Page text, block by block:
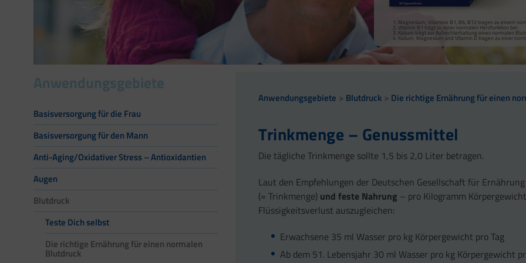
Magnesium, Vitamine B1, B6, B12 tragen zu einem
Vitamin B1 trägt zu einer normalen Herzfunktion bei.
Kalium trägt zur Aufrechterhaltung eines normalen
Kalium, Magnesium und Vitamin D tragen zu einer
DHA und EPA tragen zur Aufrechterhaltung eines
Aufnahme von 2 g EPA und DHA ein.
DHA und EPA tragen zur Aufrechterhaltung eines
g EPA und DHA ein.
DHA und EPA tragen zu einer normalen Herzfunktion
Die Omega-3-Fettsäuren EPA und DHA sowie
Gesamtaufnahme von 250 Milligramm EPA und DHA
Vitamin C trägt zu einer normalen Kollagenbildung für
Vitamine C, E, B2, Selen und Zink tragen dazu bei, die
Anwendungsgebiete
Basisversorgung für die Frau
Basisversorgung für den Mann
Anti-Aging/Oxidativer Stress – Antioxidantien
Augen
Blutdruck
Teste Dich selbst
Die richtige Ernährung für einen normalen
Blutdruck
Anwendungsgebiete Blutdruck Die richtige Ernährung für einen
Trinkmenge – Genussmittel
Die tägliche Trinkmenge sollte 1,5 bis 2,0 Liter betragen.
Laut den Empfehlungen der Deutschen Gesellschaft für
(= Trinkmenge) und feste Nahrung – pro Kilogramm
Flüssigkeitsverlust auszugleichen:
Erwachsene 35 ml Wasser pro kg Körpergewicht pro Tag
Ab dem 51. Lebensjahr 30 ml Wasser pro kg Körpergewicht